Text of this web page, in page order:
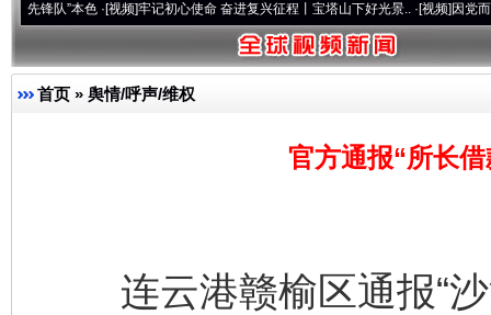
·[视频]牢记初心使命 奋进复兴征程丨宝塔山下好光景..·[视频]因党而生 为党而
首页 » 舆情/呼声/维权
官方通报“所长
连云港赣榆区通报“沙